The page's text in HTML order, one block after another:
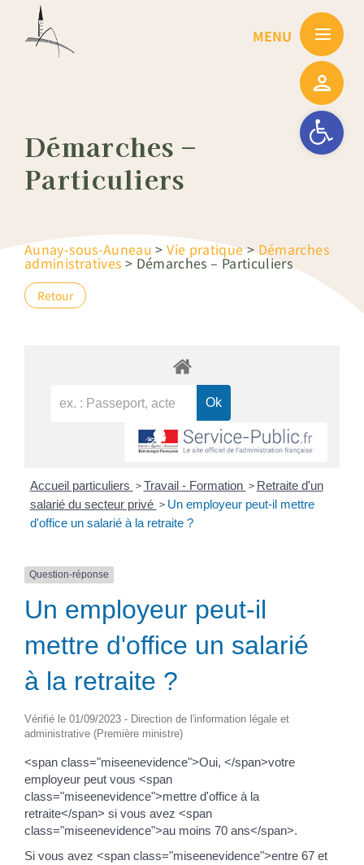
Ouvrir la
Démarches –
Particuliers
Aunay-sous-Auneau >Vie pratique>Démarches
administratives > Démarches – Particuliers
Retour
Accueil particuliers > Travail - Formation > Retraite d'un
salarié du secteur privé > Un employeur peut-il mettre
d'office un salarié à la retraite ?
Question-réponse
Un employeur peut-il
mettre d'office un salarié
à la retraite ?
Vérifié le 01/09/2023 - Direction de l'information légale et
administrative (Première ministre)
<span class="miseenevidence">Oui, </span>votre
employeur peut vous <span
class="miseenevidence">mettre d'office à la
retraite</span> si vous avez <span
class="miseenevidence">au moins 70 ans</span>.
Si vous avez <span class="miseenevidence">entre 67 et